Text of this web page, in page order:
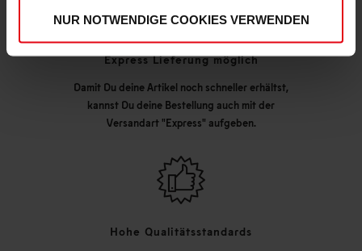
NUR NOTWENDIGE COOKIES VERWENDEN
Express Lieferung möglich
Damit Du deine Artikel noch schneller erhältst,
kannst Du deine Bestellung auch mit der
Versandart "Express" aufgeben.
Hohe Qualitätsstandards